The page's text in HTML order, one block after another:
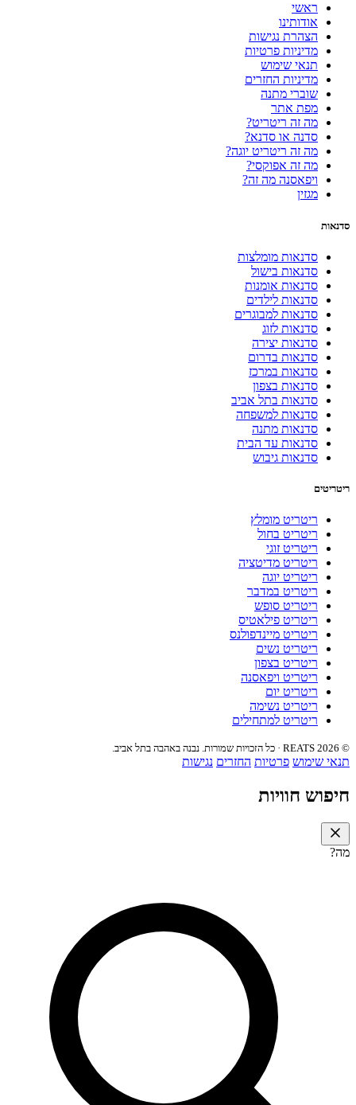
ראשי
אודותינו
הצהרת נגישות
מדיניות פרטיות
תנאי שימוש
מדיניות החזרים
שוברי מתנה
מפת אתר
מה זה ריטריט?
סדנה או סדנא?
מה זה ריטריט יוגה?
מה זה אפוקסי?
ויפאסנה מה זה?
מגזין
סדנאות
סדנאות מומלצות
סדנאות בישול
סדנאות אומנות
סדנאות לילדים
סדנאות למבוגרים
סדנאות לזוג
סדנאות יצירה
סדנאות בדרום
סדנאות במרכז
סדנאות בצפון
סדנאות בתל אביב
סדנאות למשפחה
סדנאות מתנה
סדנאות עד הבית
סדנאות גיבוש
ריטריטים
ריטריט מומלץ
ריטריט בחול
ריטריט זוגי
ריטריט מדיטציה
ריטריט יוגה
ריטריט במדבר
ריטריט סופש
ריטריט פילאטיס
ריטריט מיינדפולנס
ריטריט נשים
ריטריט בצפון
ריטריט ויפאסנה
ריטריט יום
ריטריט נשימה
ריטריט למתחילים
© REATS 2026 · כל הזכויות שמורות. נבנה באהבה בתל אביב.
תנאי שימוש פרטיות החזרים נגישות
חיפוש חוויות
מה?